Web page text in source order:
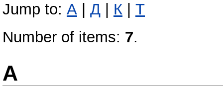
Jump to: А Д К
Т
Number of items: 7.
А